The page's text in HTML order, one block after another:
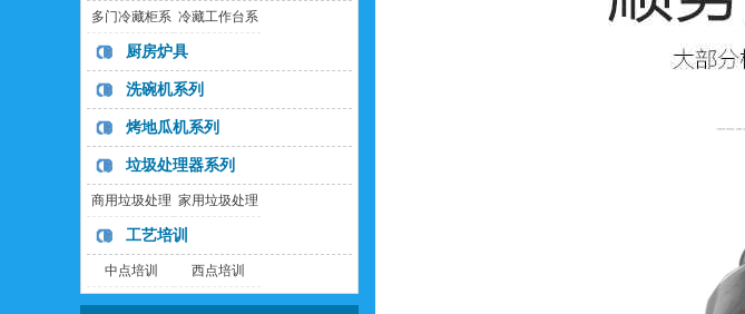
多门冷藏柜系
列
冷藏工作台系
厨房炉具
洗碗机系列
烤地瓜机系列
垃圾处理器系列
商用垃圾处理
器
家用垃圾处理
工艺培训
中点培训 西点培训